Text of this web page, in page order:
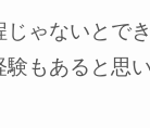
じゃないとで
もあると思い